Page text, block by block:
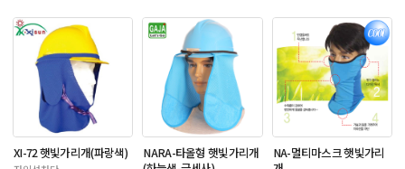
XI-72 햇빛가리개(파랑색)
NARA-타올형 햇빛가리개
NA-멀티마스크 햇빛가리